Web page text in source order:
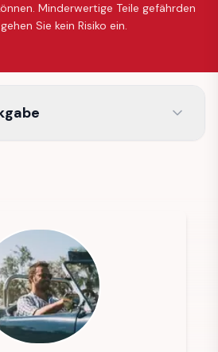
Minderwertige Teile gefährden
Sie kein Risiko ein.